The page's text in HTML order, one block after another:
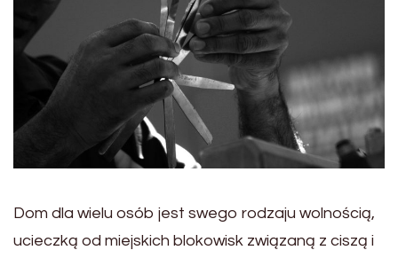
Dom dla wielu osób jest swego rodzaju wolnością,
ucieczką od miejskich blokowisk związaną z ciszą i